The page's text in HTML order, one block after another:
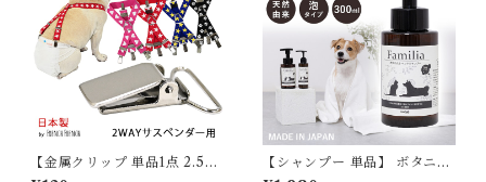
【金属クリップ 単品1点 2.5c
m幅用】 日本製 サスペンダー
【シャンプー 単品】 ボタニカ
ルシャンプー Familia ファミ